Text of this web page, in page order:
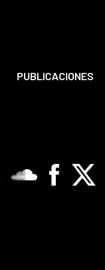
PUBLICACIONES
SoundcloreFacebook
X